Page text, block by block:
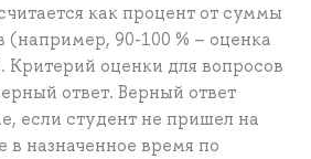
как процент от суммы
(например, 90-100 % – оценка
Критерий оценки для вопросов
ответ. Верный ответ
если студент не пришел на
в назначенное время по